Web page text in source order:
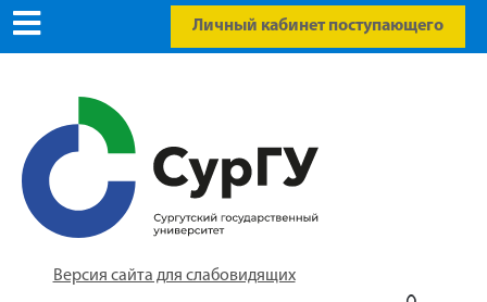
Личный кабинет поступающего
Версия сайта для слабовидящих